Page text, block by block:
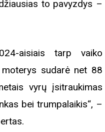
to pavyzdys –
aisiais tarp vaiko
sudarė net 88
vyrų įsitraukimas
bei trumpalaikis“, –